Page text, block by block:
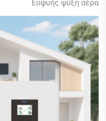
Ευφυής ψύξη αέρα